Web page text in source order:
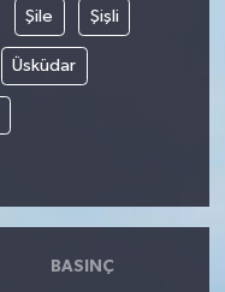
Şile Şişli
Üsküdar
BASINÇ